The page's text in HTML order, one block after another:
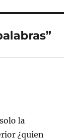
la
¿quien